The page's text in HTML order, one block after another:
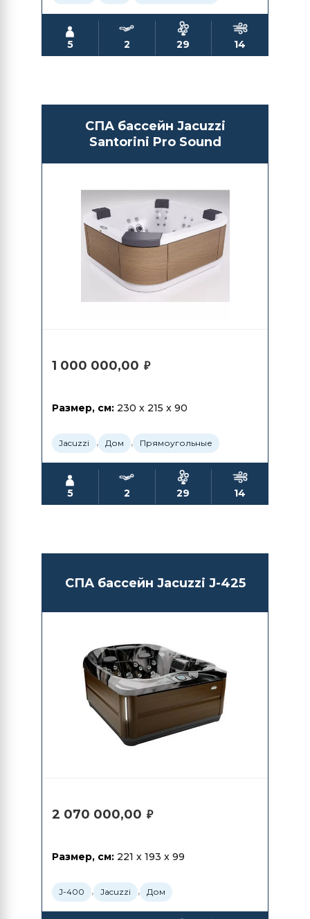
5 2 29 14
СПА бассейн Jacuzzi
Santorini Pro Sound
1 000 000,00 ₽
Размер, см: 230 x 215 x 90
Jacuzzi , Дом , Прямоугольные
5 2 29 14
СПА бассейн Jacuzzi J-425
2 070 000,00 ₽
Размер, см: 221 x 193 x 99
J-400 , Jacuzzi , Дом